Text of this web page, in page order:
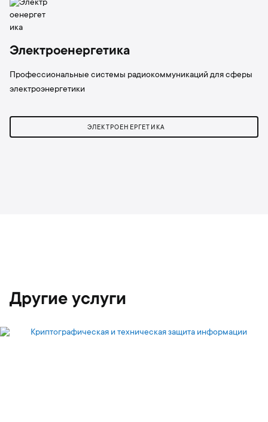
Электроенергетика
Профессиональные системы радиокоммуникаций для сферы
электроэнергетики
ЭЛЕКТРОЕНЕРГЕТИКА
Другие услуги